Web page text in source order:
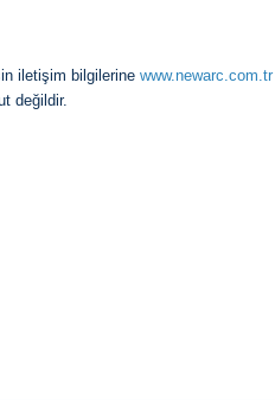
iletişim bilgilerine www.newarc.com.tr
değildir.